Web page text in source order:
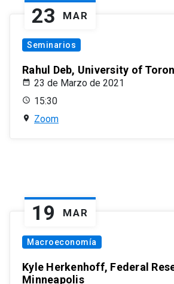
23 MAR
Seminarios
Rahul Deb, University of
23 de Marzo de 2021
15:30
Zoom
19 MAR
Macroeconomía
Kyle Herkenhoff, Federal
Minneapolis